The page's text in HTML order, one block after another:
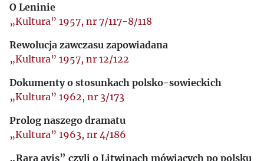
O Leninie
„Kultura” 1957, nr 7/117-8/118
Rewolucja zawczasu zapowiadana
„Kultura” 1957, nr 12/122
Dokumenty o stosunkach polsko-sowieckich
„Kultura” 1962, nr 3/173
Prolog naszego dramatu
„Kultura” 1963, nr 4/186
„Rara avis” czyli o Litwinach mówiących po polsku